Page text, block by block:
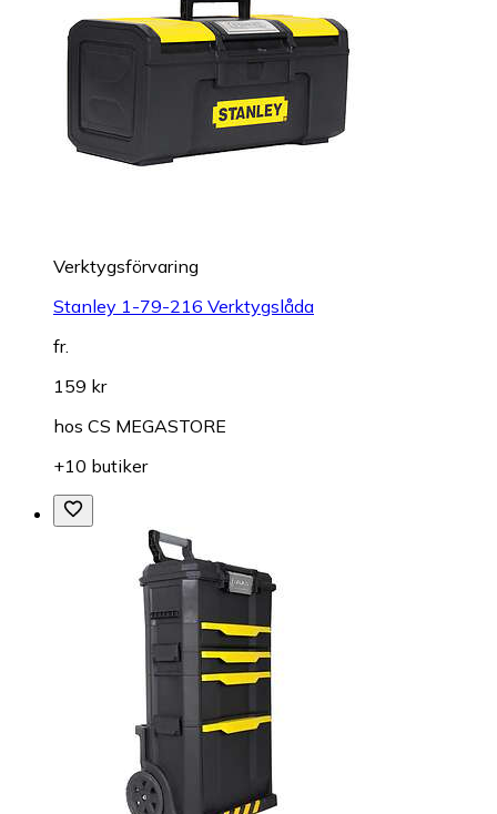
Verktygsförvaring
Stanley 1-79-216 Verktygslåda
fr.
159 kr
hos CS MEGASTORE
+10 butiker